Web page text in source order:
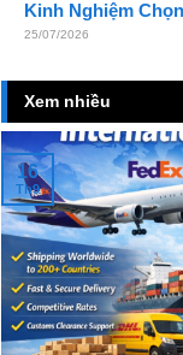
Kinh Nghiệm
25/07/2026
Xem nhiều
16
Th9